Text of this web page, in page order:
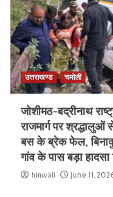
उत्तराखण्ड चमोली
जोशीमठ-बद्रीनाथ
राजमार्ग पर श्रद्धालुओं
बस के ब्रेक फेल,
गांव के पास बड़ा
hinwali June 11,